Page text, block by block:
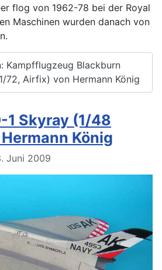
flog von 1962-78 bei der Royal
Maschinen wurden danach von
Kampfflugzeug Blackburn
72, Airfix) von Hermann König
1 Skyray (1/48
König
Juni 2009